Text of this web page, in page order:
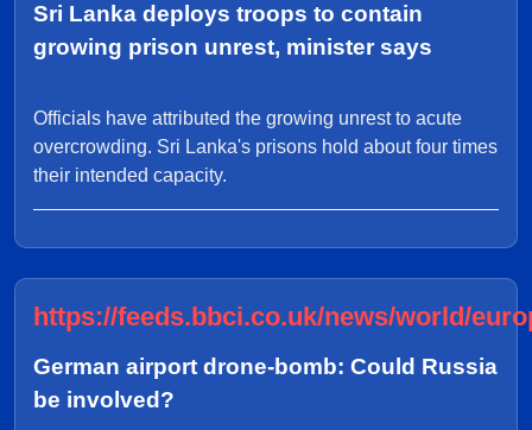
Sri Lanka deploys troops to contain
growing prison unrest, minister says
Officials have attributed the growing unrest to acute
overcrowding. Sri Lanka's prisons hold about four times
their intended capacity.
https://feeds.bbci.co.uk/news/world/
German airport drone-bomb: Could Russia
be involved?